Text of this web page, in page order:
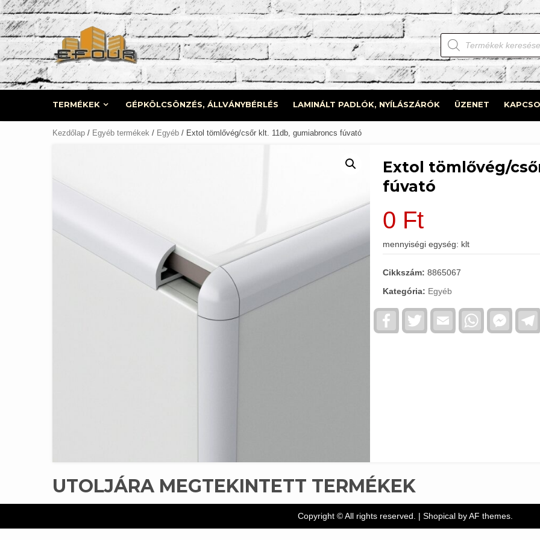
Skip
to
content
Products
search
TERMÉKEK GÉPKÖLCSÖNZÉS, ÁLLVÁNYBÉRLÉS LAMINÁLT PADLÓK, NYÍLÁSZÁRÓK ÜZENET
Kezdőlap / Egyéb termékek / Egyéb / Extol tömlővég/csőr klt. 11db, gumiabroncs fúvató
Extol tömlővég/
fúvató
0 Ft
mennyiségi egység: klt
Cikkszám:8865067
Kategória: Egyéb
FacebookTwitter Email WhatsApp
UTOLJÁRA MEGTEKINTETT TERMÉKEK
Copyright © All rights reserved. | Shopicalby AF themes.